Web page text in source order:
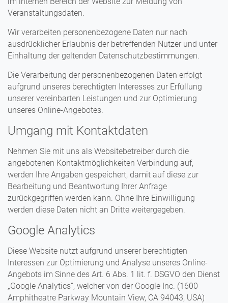
Veranstaltungsdaten.
Wir verarbeiten personenbezogene Daten nur nach
ausdrücklicher Erlaubnis der betreffenden Nutzer und unter
Einhaltung der geltenden Datenschutzbestimmungen.
Die Verarbeitung der personenbezogenen Daten erfolgt
aufgrund unseres berechtigten Interesses zur Erfüllung
unserer vereinbarten Leistungen und zur Optimierung
unseres Online-Angebotes.
Umgang mit Kontaktdaten
Nehmen Sie mit uns als Websitebetreiber durch die
angebotenen Kontaktmöglichkeiten Verbindung auf,
werden Ihre Angaben gespeichert, damit auf diese zur
Bearbeitung und Beantwortung Ihrer Anfrage
zurückgegriffen werden kann. Ohne Ihre Einwilligung
werden diese Daten nicht an Dritte weitergegeben.
Google Analytics
Diese Website nutzt aufgrund unserer berechtigten
Interessen zur Optimierung und Analyse unseres Online-
Angebots im Sinne des Art. 6 Abs. 1 lit. f. DSGVO den Dienst
„Google Analytics“, welcher von der Google Inc. (1600
Amphitheatre Parkway Mountain View, CA 94043, USA)